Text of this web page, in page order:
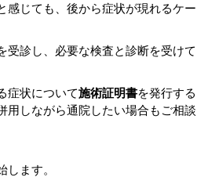
感じても、後から症状が現れるケー
受診し、必要な検査と診断を受けて
症状について施術証明書を発行する
用しながら通院したい場合もご相談
します。